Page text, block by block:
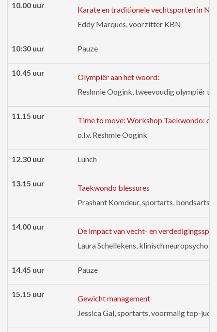
10.00 uur
Karate en traditionele vechtsporten in
Eddy Marques, voorzitter KBN
10:30 uur Pauze
10.45 uur
Olympiër aan het woord:
Reshmie Oogink, tweevoudig olympiër
11.15 uur
Time to move: Workshop Taekwondo:
o.l.v. Reshmie Oogink
12.30 uur Lunch
13.15 uur
Taekwondo blessures
Prashant Komdeur, sportarts, bondsarts
14.00 uur
De impact van vecht- en
Laura Schellekens, klinisch
14.45 uur Pauze
15.15 uur
Gewicht management
Jessica Gal, sportarts, voormalig top-